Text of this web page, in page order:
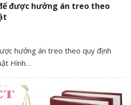
được hưởng án treo theo
hưởng án treo theo quy định
Hình…